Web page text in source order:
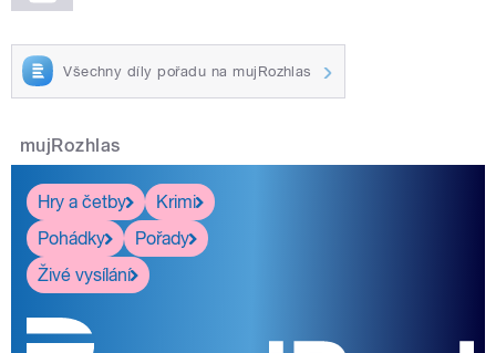
Všechny díly pořadu na mujRozhlas
mujRozhlas
Hry a četby
Krimi
Pohádky
Pořady
Živé vysílání